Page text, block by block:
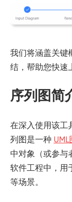
我们将涵盖关键
结，帮助您快速
序列图简
在深入使用该工
列图是一种 UML
中对象（或参与
软件工程中，用
等场景。